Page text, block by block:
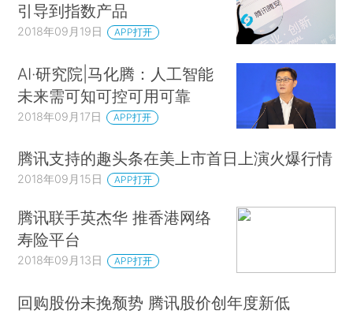
引导到指数产品
2018年09月19日 APP打开
AI·研究院|马化腾：人工智能
未来需可知可控可用可靠
2018年09月17日 APP打开
腾讯支持的趣头条在美上市首日上演火爆行情
2018年09月15日 APP打开
腾讯联手英杰华 推香港网络
寿险平台
2018年09月13日 APP打开
回购股份未挽颓势 腾讯股价创年度新低